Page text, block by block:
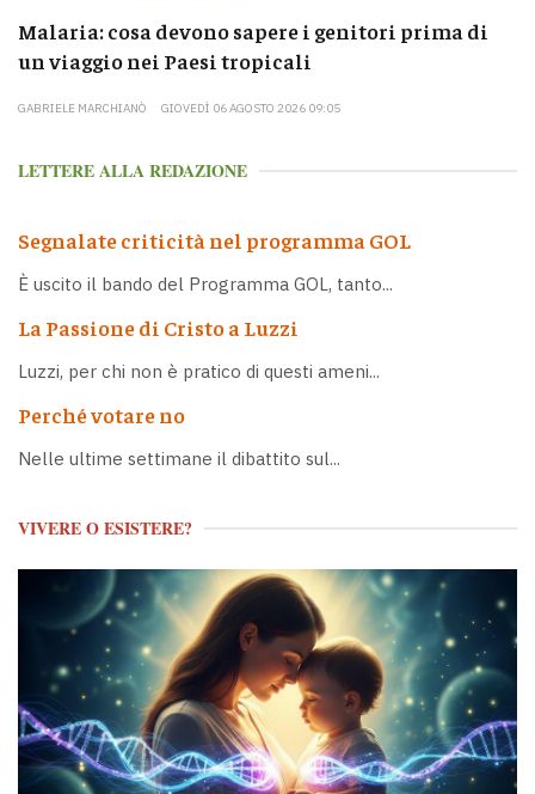
Malaria: cosa devono sapere i genitori prima di
un viaggio nei Paesi tropicali
GABRIELE MARCHIANÒ GIOVEDÌ 06 AGOSTO 2026 09:05
LETTERE ALLA REDAZIONE
Segnalate criticità nel programma GOL
È uscito il bando del Programma GOL, tanto...
La Passione di Cristo a Luzzi
Luzzi, per chi non è pratico di questi ameni...
Perché votare no
Nelle ultime settimane il dibattito sul...
VIVERE O ESISTERE?